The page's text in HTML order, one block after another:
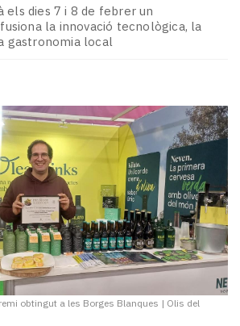
els dies 7 i 8 de febrer un
la innovació tecnològica, la
gastronomia local
obtingut a les Borges Blanques | Olis del